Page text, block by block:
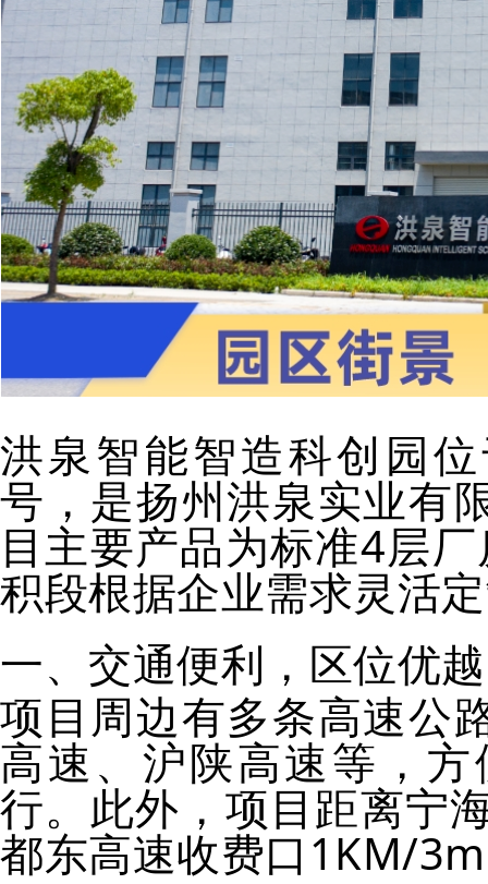
洪泉智能智造科创园
号，是扬州洪泉实业有
目主要产品为标准4层
积段根据企业需求灵活
一、交通便利，区位优越
项目周边有多条高速公
高速、沪陕高速等，
行。此外，项目距离宁
都东高速收费口1KM/